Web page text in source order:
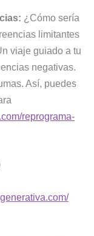
¿Cómo sería
limitantes
viaje guiado a tu
negativas.
Así, puedes
reprograma-